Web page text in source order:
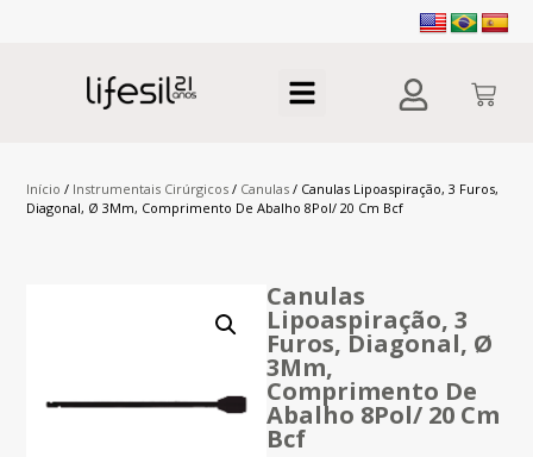
Início / Instrumentais Cirúrgicos / Canulas / Canulas Lipoaspiração, 3 Furos,
Diagonal, Ø 3Mm, Comprimento De Abalho 8Pol/ 20 Cm Bcf
Canulas
Lipoaspiração, 3
Furos, Diagonal, Ø
3Mm,
Comprimento De
Abalho 8Pol/ 20 Cm
Bcf